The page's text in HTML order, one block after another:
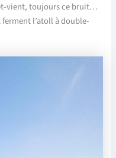
vient, toujours ce bruit…
l’atoll à double-